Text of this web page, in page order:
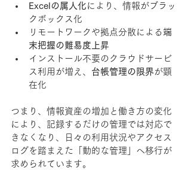
Excelの属人化 により、情報がブラッ
クボックス化
リモートワークや拠点分散による 端
末把握の難易度上昇
インストール不要のクラウドサービ
ス利用が増え、 台帳管理の限界が顕
在化
つまり、情報資産の増加と働き方の変化
により、記録するだけの管理では対応で
きなくなり、日々の利用状況やアクセス
ログを踏まえた「動的な管理」へ移行が
求められています。